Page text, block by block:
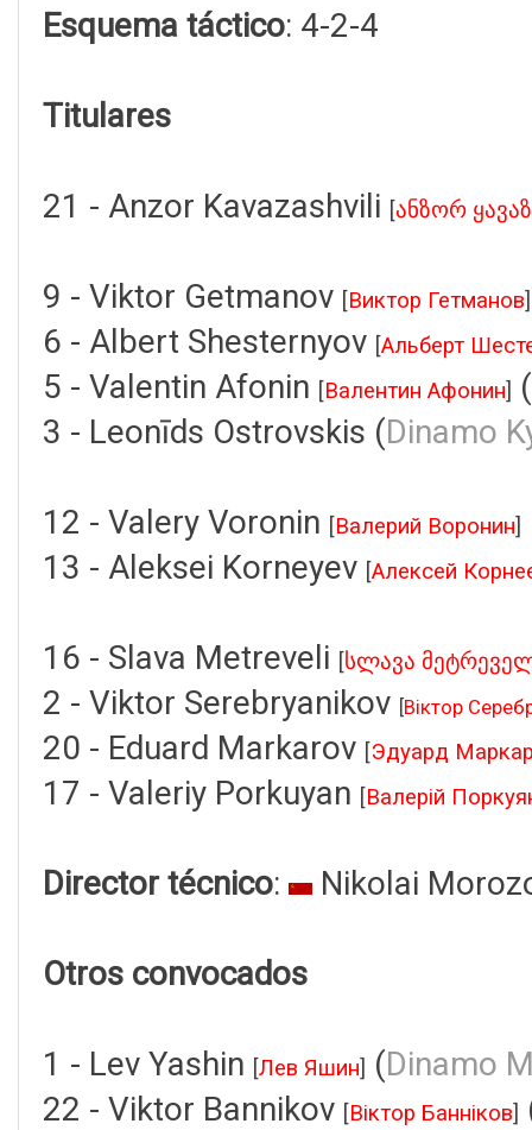
Esquema táctico: 4-2-4
Titulares
21 - Anzor Kavazashvili [ანზორ
9 - Viktor Getmanov [Виктор Гетманов]
6 - Albert Shesternyov [Альберт
5 - Valentin Afonin [Валентин Афонин] (
3 - Leonīds Ostrovskis (Dinamo
12 - Valery Voronin [Валерий Воронин]
13 - Aleksei Korneyev [Алексей
16 - Slava Metreveli [სლავა
2 - Viktor Serebryanikov [Віктор
20 - Eduard Markarov [Эдуард
17 - Valeriy Porkuyan [Валерій
Director técnico: Nikolai
Otros convocados
1 - Lev Yashin [Лев Яшин] (Dinamo
22 - Viktor Bannikov [Віктор Банніков]